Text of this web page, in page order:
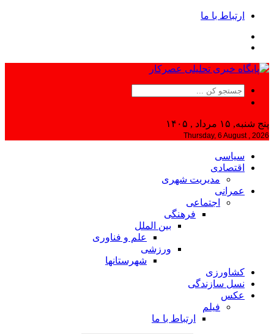
ارتباط با ما
پنج شنبه, ۱۵ مرداد , ۱۴۰۵
Thursday, 6 August , 2026
سیاسی
اقتصادی
مدیریت شهری
عمرانی
اجتماعی
فرهنگی
بین الملل
علم و فناوری
ورزشی
شهرستانها
کشاورزی
نسل سازندگی
عکس
فیلم
ارتباط با ما